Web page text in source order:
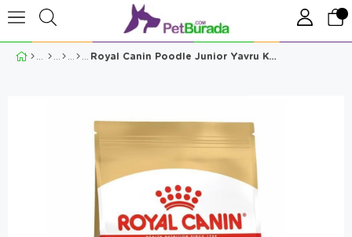
Royal Canin Poodle Junior Yavru Köpek Maması 3 Kg